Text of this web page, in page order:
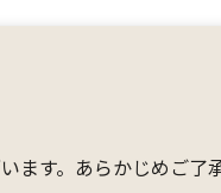
ます。あらかじめご了